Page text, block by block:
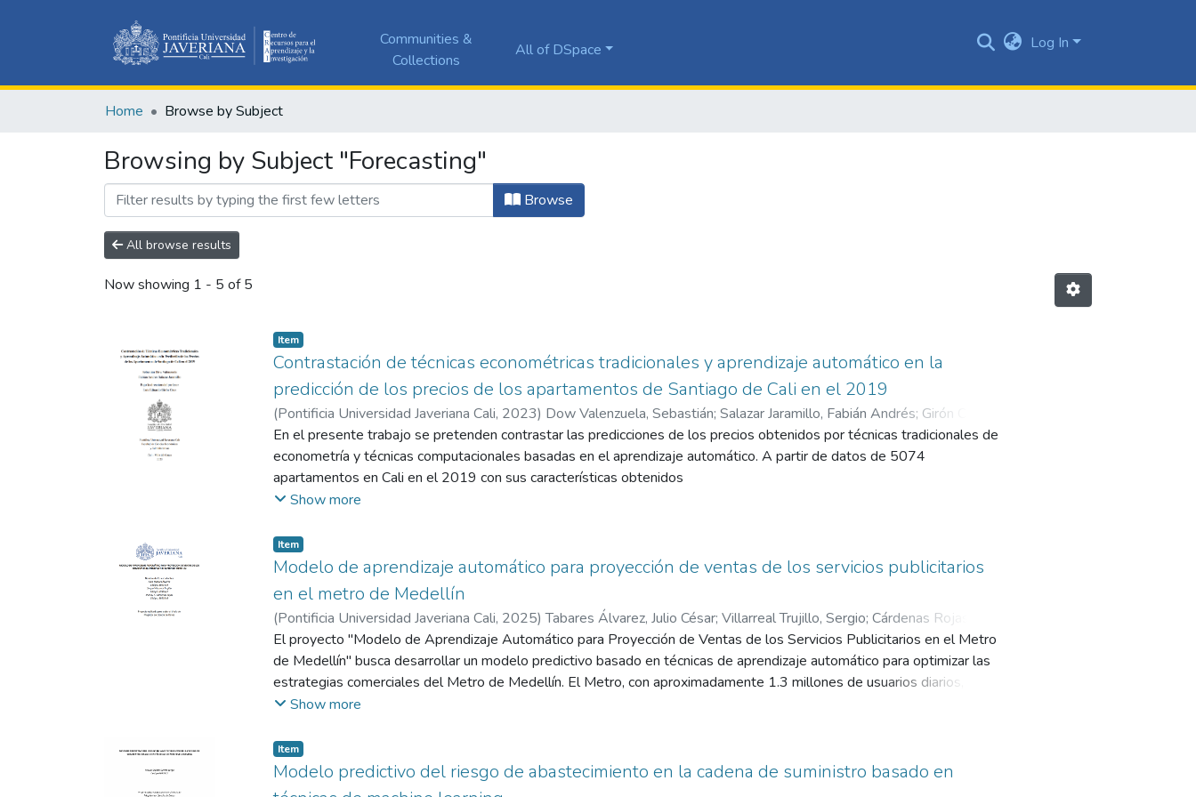
Communities &
Collections
All of DSpace Log In
Home Browse by Subject
Browsing by Subject "Forecasting"
Browse
All browse results
Now showing 1 - 5 of 5
Item
Contrastación de técnicas econométricas tradicionales y aprendizaje automático en la
predicción de los precios de los apartamentos de Santiago de Cali en el 2019
(Pontificia Universidad Javeriana Cali, 2023) Dow Valenzuela, Sebastián; Salazar Jaramillo, Fabián Andrés; Girón Cruz,
En el presente trabajo se pretenden contrastar las predicciones de los precios obtenidos por técnicas tradicionales de
econometría y técnicas computacionales basadas en el aprendizaje automático. A partir de datos de 5074
apartamentos en Cali en el 2019 con sus características obtenidos
de las páginas de ventas de inmuebles y utilizando regresión múltiple, K-NN, regresión LASSO y bosques aleatorios,
pronóstico fundamentado en regresión múltiple pero no por un margen muy amplio
Show more
Item
Modelo de aprendizaje automático para proyección de ventas de los servicios publicitarios
en el metro de Medellín
(Pontificia Universidad Javeriana Cali, 2025)Tabares Álvarez, Julio César; Villarreal Trujillo, Sergio; Cárdenas Rojas,
Jhonny Alejandro;García Arboleda, Isabel Cristina
El proyecto "Modelo de Aprendizaje Automático para Proyección de Ventas de los Servicios Publicitarios en el Metro
de Medellín" busca desarrollar un modelo predictivo basado en técnicas de aprendizaje automático para optimizar las
estrategias comerciales del Metro de Medellín. El Metro, con aproximadamente 1.3 millones de usuarios diarios, busca
aumentar su participación de ingresos no tarifarios al 15% para 2025, donde la publicidad juega un papel clave.
propone una solución basada en la analítica de datos. En el proyecto se utilizó la metodología CRISP-DM, la cual
abordó cinco fases clave: comprensión del negocio, preparación de datos, modelado, proyección y validación. Se
obtuvieron y se realizó la limpieza de las bases de datos de afluencia de pasajeros y ventas de publicidad desde 2020
Show more
Item
Modelo predictivo del riesgo de abastecimiento en la cadena de suministro basado en